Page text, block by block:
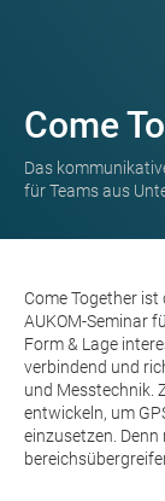
Come
Das
für Teams aus
Come Together
AUKOM-Seminar
Form & Lage
verbindend und
und Messtechnik.
entwickeln, um
einzusetzen.